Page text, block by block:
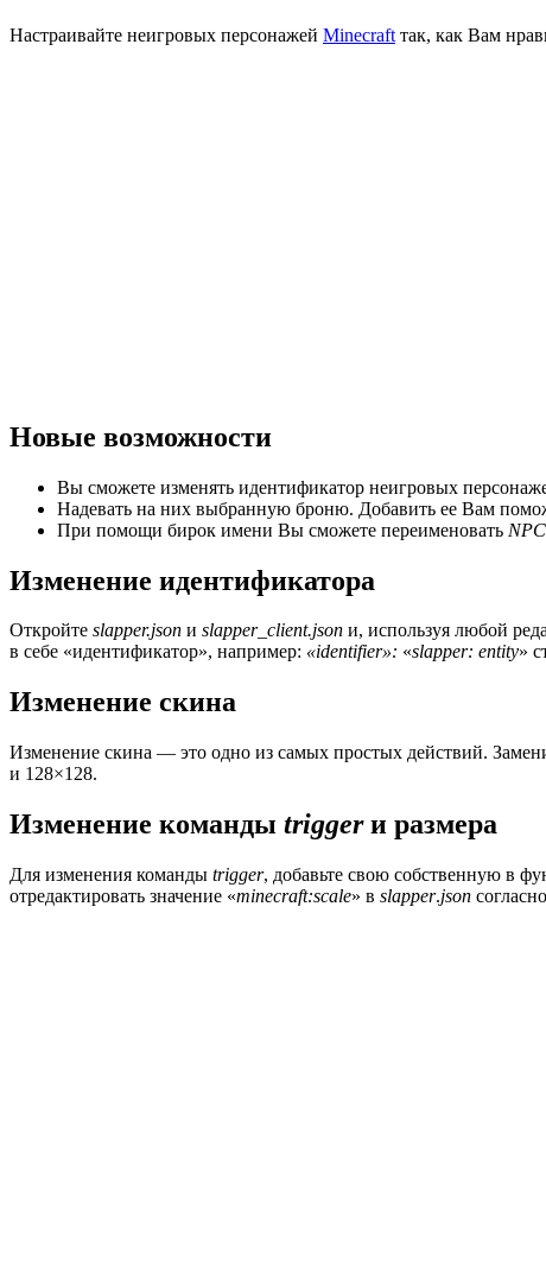
Настраивайте неигровых персонажей Minecraft так, как Вам
Новые возможности
Вы сможете изменять идентификатор неигровых
Надевать на них выбранную броню. Добавить ее Вам
При помощи бирок имени Вы сможете переименовать NPC
Изменение идентификатора
Откройте slapper.json и slapper_client.json и, используя любой
в себе «идентификатор», например: «identifier»: «slapper: entity»
Изменение скина
Изменение скина — это одно из самых простых действий.
и 128×128.
Изменение команды triggerи размера
Для изменения команды trigger, добавьте свою собственную в
отредактировать значение «minecraft:scale» в slapper.json